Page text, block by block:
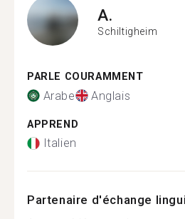
A.
Schiltigheim
PARLE COURAMMENT
Arabe Anglais
APPREND
Italien
Partenaire d'échange